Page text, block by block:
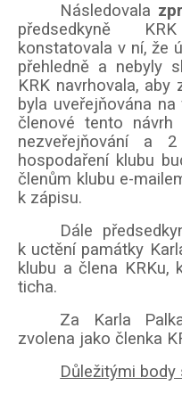
Následovala
předsedkyně
konstatovala v ní, že
přehledně a nebyly
KRK navrhovala, aby
byla uveřejňována
členové tento
nezveřejňování a
hospodaření klubu
členům klubu e-
k zápisu.
Dále
k uctění památky
klubu a člena KRKu,
ticha.
Za Karla
zvolena jako členka
Důležitými body